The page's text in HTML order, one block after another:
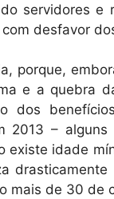
servidores
desfavor
porque,
e a quebra
dos
2013 –
existe idade
mais de 30 de